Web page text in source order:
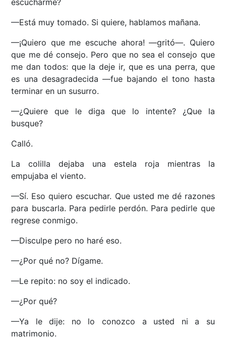
escucharme?
—Está muy tomado. Si quiere, hablamos mañana.
—¡Quiero que me escuche ahora! —gritó—. Quiero
que me dé consejo. Pero que no sea el consejo que
me dan todos: que la deje ir, que es una perra, que
es una desagradecida —fue bajando el tono hasta
terminar en un susurro.
—¿Quiere que le diga que lo intente? ¿Que la
busque?
Calló.
La colilla dejaba una estela roja mientras la
empujaba el viento.
—Sí. Eso quiero escuchar. Que usted me dé razones
para buscarla. Para pedirle perdón. Para pedirle que
regrese conmigo.
—Disculpe pero no haré eso.
—¿Por qué no? Dígame.
—Le repito: no soy el indicado.
—¿Por qué?
—Ya le dije: no lo conozco a usted ni a su
matrimonio.